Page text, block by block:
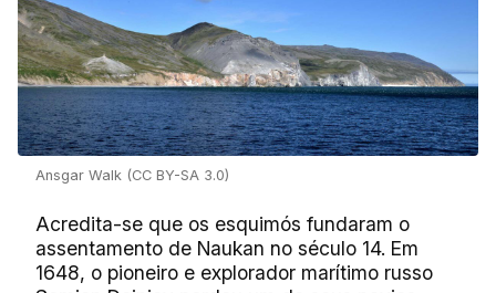
Ansgar Walk (CC BY-SA 3.0)
Acredita-se que os esquimós fundaram o
assentamento de Naukan no século 14. Em
1648, o pioneiro e explorador marítimo russo